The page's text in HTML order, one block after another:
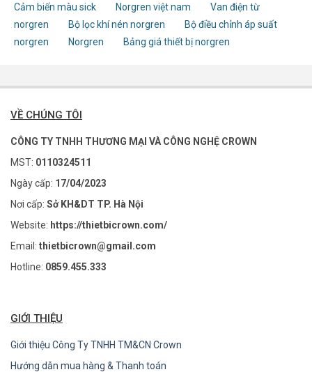
Cảm biến màu sick
Norgren việt nam
Van điện từ
norgren
Bộ lọc khí nén norgren
Bộ điều chỉnh áp suất
norgren
Norgren Bảng giá thiết bị norgren
VỀ CHÚNG TÔI
CÔNG TY TNHH THƯƠNG MẠI VÀ CÔNG NGHỆ CROWN
MST: 0110324511
Ngày cấp: 17/04/2023
Nơi cấp: Sở KH&DT TP. Hà Nội
Website: https://thietbicrown.com/
Email: thietbicrown@gmail.com
Hotline: 0859.455.333
GIỚI THIỆU
Giới thiệu Công Ty TNHH TM&CN Crown
Hướng dẫn mua hàng & Thanh toán